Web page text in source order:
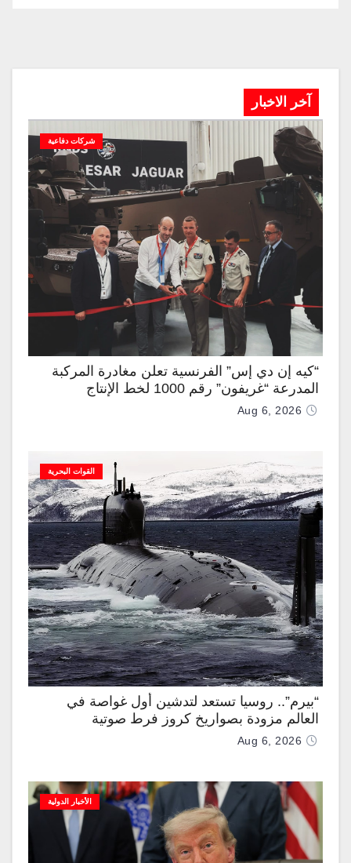
آخر الاخبار
شركات دفاعية
“كيه إن دي إس” الفرنسية تعلن مغادرة المركبة
المدرعة “غريفون” رقم 1000 لخط الإنتاج
Aug 6, 2026
القوات البحرية
“بيرم”.. روسيا تستعد لتدشين أول غواصة في
العالم مزودة بصواريخ كروز فرط صوتية
Aug 6, 2026
الأخبار الدولية